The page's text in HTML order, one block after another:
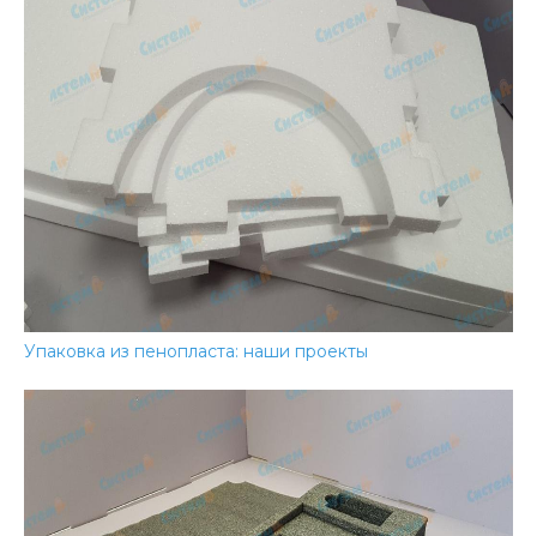
Упаковка из пенопласта: наши проекты